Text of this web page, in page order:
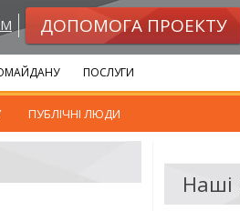
ДОПОМОГА ПРОЕКТУ
ПУБЛІЧНІ ЛЮДИ
ПОСЛУГИ
Наші